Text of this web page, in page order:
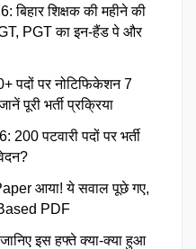
शिक्षक की महीने की
PGT का इन-हैंड पे और
पदों पर नोटिफिकेशन 7
पूरी भर्ती प्रक्रिया
पटवारी पदों पर भर्ती
आया! ये सवाल पूछे गए,
PDF
इस हफ्ते क्या-क्या हुआ